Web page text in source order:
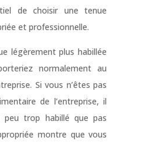
de choisir une tenue
et professionnelle.
légèrement plus habillée
normalement au
Si vous n’êtes pas
de l’entreprise, il
trop habillé que pas
montre que vous